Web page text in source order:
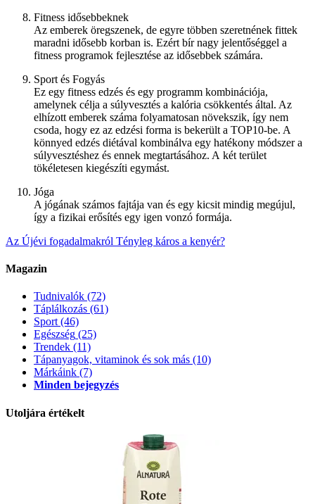
Fitness idősebbeknek
Az emberek öregszenek, de egyre többen szeretnének fittek
maradni idősebb korban is. Ezért bír nagy jelentőséggel a
fitness programok fejlesztése az idősebbek számára.
Sport és Fogyás
Ez egy fitness edzés és egy programm kombinációja,
amelynek célja a súlyvesztés a kalória csökkentés által. Az
elhízott emberek száma folyamatosan növekszik, így nem
csoda, hogy ez az edzési forma is bekerült a TOP10-be. A
könnyed edzés diétával kombinálva egy hatékony módszer a
súlyvesztéshez és ennek megtartásához. A két terület
tökéletesen kiegészíti egymást.
Jóga
A jógának számos fajtája van és egy kicsit mindig megújul,
így a fizikai erősítés egy igen vonzó formája.
Az Újévi fogadalmakról Tényleg káros a kenyér?
Magazin
Tudnivalók (72)
Táplálkozás (61)
Sport(46)
Egészség (25)
Trendek (11)
Tápanyagok, vitaminok és sok más (10)
Márkáink (7)
Minden bejegyzés
Utoljára értékelt